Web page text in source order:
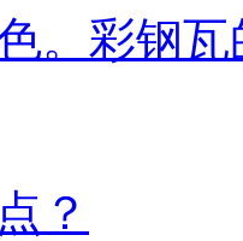
。彩钢
？